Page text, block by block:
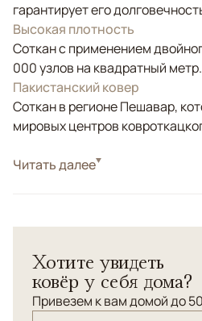
гарантирует его
Высокая плотность
Соткан с применением
000 узлов на квадратный метр.
Пакистанский ковер
Соткан в регионе Пешавар,
мировых центров
СтильКлассические
Читать далее
Хотите увидеть
ковёр у себя дома?
Привезем к вам домой до